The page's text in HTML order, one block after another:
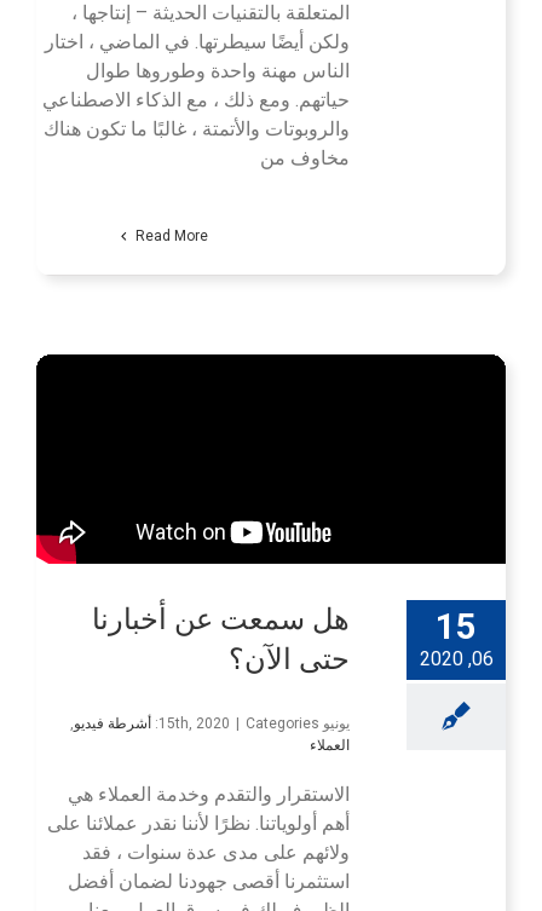
المتعلقة بالتقنيات الحديثة – إنتاجها ،
ولكن أيضًا سيطرتها. في الماضي ، اختار
الناس مهنة واحدة وطوروها طوال
حياتهم. ومع ذلك ، مع الذكاء الاصطناعي
والروبوتات والأتمتة ، غالبًا ما تكون هناك
مخاوف من
Read More
15
06, 2020
هل سمعت عن أخبارنا
حتى الآن؟
يونيو 15th, 2020 | Categories: أشرطة فيديو,
العملاء
الاستقرار والتقدم وخدمة العملاء هي
أهم أولوياتنا. نظرًا لأننا نقدر عملائنا على
ولائهم على مدى عدة سنوات ، فقد
استثمرنا أقصى جهودنا لضمان أفضل